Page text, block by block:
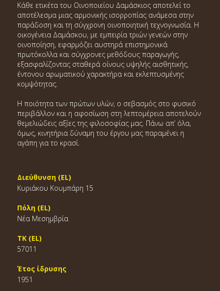
Κάθε ετικέτα του Οινοποιείου Δαμάσκιος αποτελεί το
αποτέλεσμα μιας αρμονικής ισορροπίας ανάμεσα στην
παράδοση και τη σύγχρονη οινοποιητική τεχνογνωσία. Η
οικογένεια Δαμάσκου, με εμπειρία τριών γενεών στην
οινοποίηση, εφαρμόζει αυστηρά επιστημονικά
πρωτόκολλα και σύγχρονες μεθόδους παραγωγής,
εξασφαλίζοντας σταθερά οίνους υψηλής αισθητικής,
έντονου αρωματικού χαρακτήρα και εκλεπτυσμένης
κομψότητας.
Η ποιότητα των πρώτων υλών, ο σεβασμός στο φυσικό
περιβάλλον και η αφοσίωση στη λεπτομέρεια αποτελούν
θεμελιώδεις αξίες της φιλοσοφίας μας. Πάνω απ’ όλα,
όμως, κινητήρια δύναμη του έργου μας παραμένει η
αγάπη για το κρασί.
Διεύθυνση (EL)
Κυριάκου Κουμπάρη 15
Πόλη (EL)
Νέα Μεσημβρία
ΤΚ (EL)
57011
Έτος ίδρυσης
1951